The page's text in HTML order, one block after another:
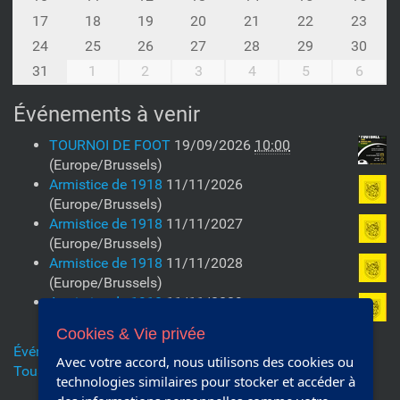
17
18 19 20 21 22
23
24
25 26 27 28 29
30
31
1 2 3 4 5 6
Événements à venir
TOURNOI DE FOOT 19/09/2026 10:00
(Europe/Brussels)
Armistice de 1918 11/11/2026
(Europe/Brussels)
Armistice de 1918 11/11/2027
(Europe/Brussels)
Armistice de 1918 11/11/2028
(Europe/Brussels)
Armistice de 191811/11/2029
Événements précédents…
Tous les événements à venir…
Cookies & Vie privée
Avec votre accord, nous utilisons des cookies ou
technologies similaires pour stocker et accéder à